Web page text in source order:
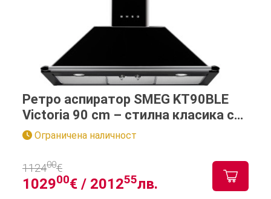
Ретро аспиратор SMEG KT90BLE
Victoria 90 cm – стилна класика с
модерна мощност
Ограничена наличност
102900€ / 201255лв.
112400€